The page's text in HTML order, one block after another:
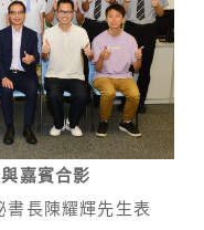
嘉賓合影
書長陳耀輝先生表